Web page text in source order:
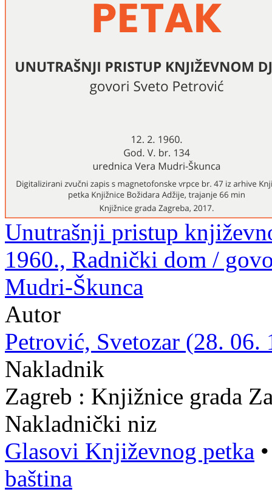
Unutrašnji pristup
1960., Radnički dom /
Mudri-Škunca
Autor
Petrović, Svetozar (28. 06.
Nakladnik
Zagreb : Knjižnice grada
Nakladnički niz
Glasovi Književnog petka
baština